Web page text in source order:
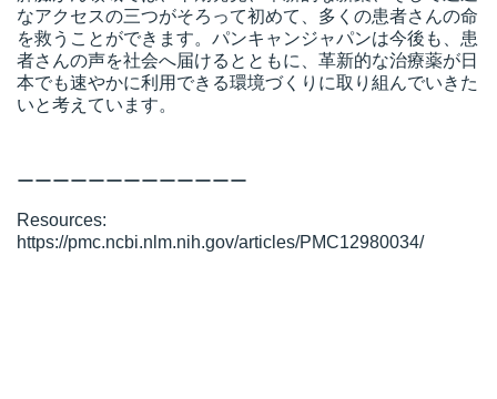
なアクセスの三つがそろって初めて、多くの患者さんの命
を救うことができます。パンキャンジャパンは今後も、患
者さんの声を社会へ届けるとともに、革新的な治療薬が日
本でも速やかに利用できる環境づくりに取り組んでいきた
いと考えています。
ーーーーーーーーーーーーー
Resources:
https://pmc.ncbi.nlm.nih.gov/articles/PMC12980034/